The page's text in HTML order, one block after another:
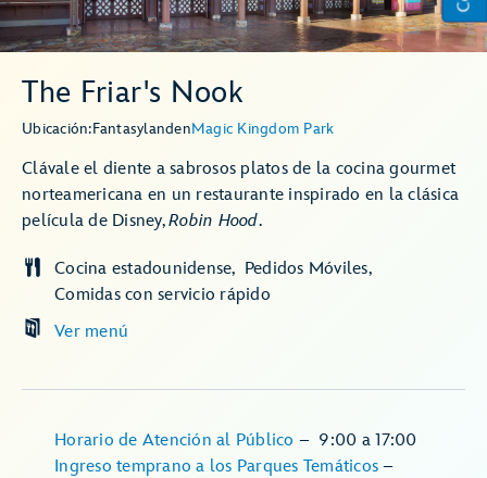
The Friar's Nook
Ubicación:FantasylandenMagic Kingdom Park
Clávale el diente a sabrosos platos de la cocina gourmet
norteamericana en un restaurante inspirado en la clásica
película de Disney,Robin Hood.
Ver menú
Cocina estadounidense
Pedidos Móviles
Comidas con servicio rápido
Ingreso temprano a los Parques Temáticos–
Horario de Atención al Público – 9:00 a 17:00